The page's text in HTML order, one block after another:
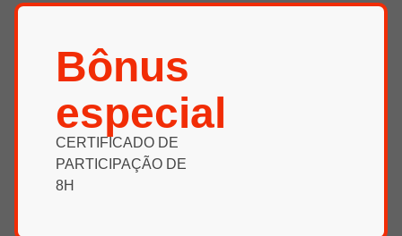
Bônus
especial
CERTIFICADO DE
PARTICIPAÇÃO DE
8H